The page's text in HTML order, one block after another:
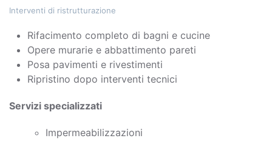
Interventi di ristrutturazione
Rifacimento completo di bagni e cucine
Opere murarie e abbattimento pareti
Posa pavimenti e rivestimenti
Ripristino dopo interventi tecnici
Servizi specializzati
Impermeabilizzazioni